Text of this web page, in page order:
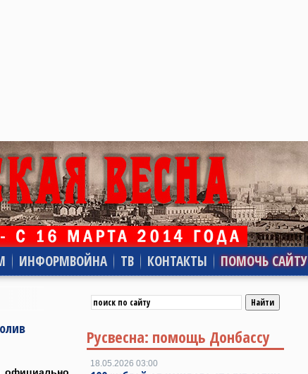
ИНФОРМВОЙНА ТВ КОНТАКТЫ ПОМОЧЬ САЙТУ
Русвесна: помощь Донбассу
18.05.2026 03:00